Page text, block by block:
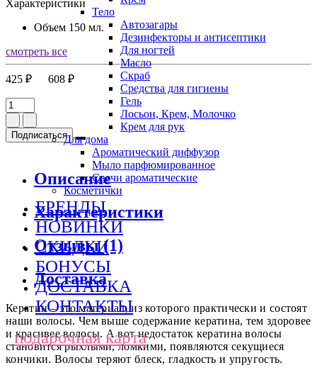
Тело
Автозагары
Дезинфекторы и антисептики
Для ногтей
Масло
Скраб
Средства для гигиены
Гель
Лосьон, Крем, Молочко
Крем для рук
Для дома
Ароматический диффузор
Мыло парфюмированное
Свечи ароматические
Косметички
БРЕНДЫ
НОВИНКИ
СКИДКИ
БОНУСЫ
ДОСТАВКА
КОНТАКТЫ
подарочная карта
Характеристики
Объем 150 мл.
смотреть все
425 ₽ 608 ₽
Подписаться
Описание
Характеристики
Отзывы (1)
Доставка
Кератин – это материал, из которого практически и состоят
наши волосы. Чем выше содержание кератина, тем здоровее
и красивее волосы. А вот недостаток кератина волосы
становится рыхлыми, ломкими, появляются секущиеся
кончики. Волосы теряют блеск, гладкость и упругость.